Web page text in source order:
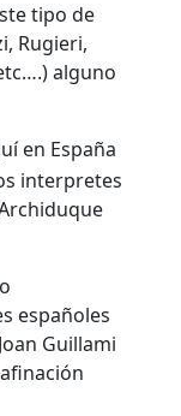
tipo de
Rugieri,
alguno
en España
interpretes
españoles
Guillami